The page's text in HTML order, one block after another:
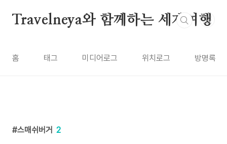
Travelneya와 함께하는 세계여행
홈 태그 미디어로그 위치로그 방명록
스매쉬버거 2